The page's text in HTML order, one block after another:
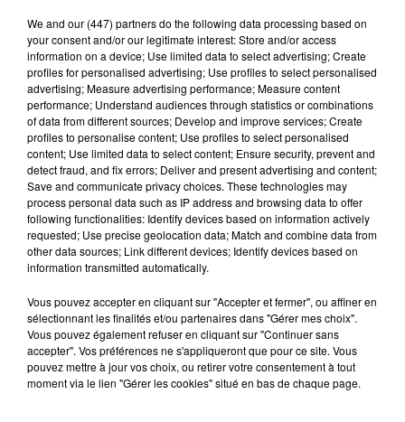
A LA UNE Voir plus
Une casse automobile partiellement
embrasée à Auneau
« chômage technique pour neuf personnes » après le
We and our (447) partnersdo the following data processing based on
your consent and/or our legitimate interest: Store and/or access
information on a device; Use limited data to select advertising; Create
profiles for personalised advertising; Use profiles to select personalised
advertising; Measure advertising performance; Measure content
performance; Understand audiences through statistics or combinations
of data from different sources; Develop and improve services; Create
profiles to personalise content; Use profiles to select personalised
content; Use limited data to select content; Ensure security, prevent and
detect fraud, and fix errors; Deliver and present advertising and content;
Save and communicate privacy choices. These technologies may
process personal data such as IP address and browsing data to offer
following functionalities: Identify devices based on information actively
requested; Use precise geolocation data; Match and combine data from
other data sources; Link different devices; Identify devices based on
information transmitted automatically.
Vous pouvez accepter en cliquant sur "Accepter et fermer", ou affiner en
sélectionnant les finalités et/ou partenaires dans "Gérer mes choix".
Vous pouvez également refuser en cliquant sur "Continuer sans
accepter". Vos préférences ne s'appliqueront que pour ce site. Vous
pouvez mettre à jour vos choix, ou retirer votre consentement à tout
moment via le lien "Gérer les cookies" situé en bas de chaque page.